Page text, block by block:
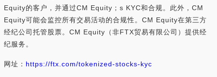
Equity的客户，并通过CM Equity；s KYC和合规。此外，CM
Equity可能会监控所有交易活动的合规性。CM Equity在第三方
经纪公司托管股票。CM Equity（非FTX贸易有限公司）提供经
纪服务。
网址： https://ftx.com/tokenized-stocks-kyc